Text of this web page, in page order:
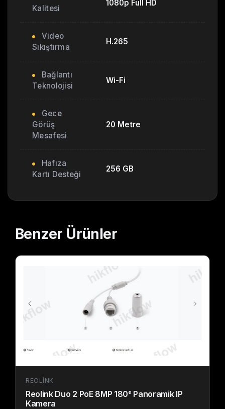
Kalitesi
1080p Full HD
Video
Sıkıştırma
H.265
Bağlantı
Teknolojisi
Wi-Fi
Gece
Görüş
Mesafesi
20 Metre
Hafıza
Kartı Desteği
256 GB
Benzer Ürünler
REOLINK
Reolink Duo 2 PoE 8MP 180° Panoramik IP
Kamera